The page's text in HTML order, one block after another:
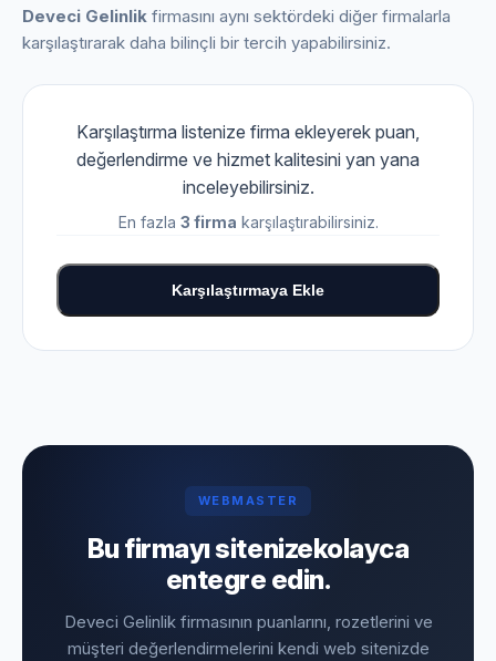
Deveci Gelinlik firmasını aynı sektördeki diğer firmalarla
karşılaştırarak daha bilinçli bir tercih yapabilirsiniz.
Karşılaştırma listenize firma ekleyerek puan,
değerlendirme ve hizmet kalitesini yan yana
inceleyebilirsiniz.
En fazla 3 firma karşılaştırabilirsiniz.
Karşılaştırmaya Ekle
WEBMASTER
Bu firmayı sitenizekolayca
entegre edin.
Deveci Gelinlik firmasının puanlarını, rozetlerini ve
müşteri değerlendirmelerini kendi web sitenizde